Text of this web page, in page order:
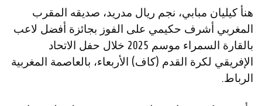
هنأ كيليان مبابي، نجم ريال مدريد، صديقه المقرب
المغربي أشرف حكيمي على الفوز بجائزة أفضل لاعب
بالقارة السمراء موسم 2025 خلال حفل الاتحاد
الإفريقي لكرة القدم (كاف) الأربعاء، بالعاصمة المغربية
الرباط.